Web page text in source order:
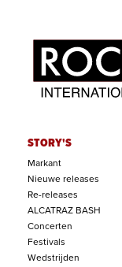
STORY'S
Markant
Nieuwe releases
Re-releases
ALCATRAZ BASH
Concerten
Festivals
Wedstrijden